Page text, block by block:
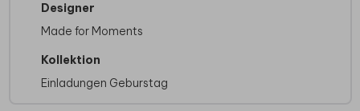
versehen ist, rundet das im trendigen
geometrischen Stil gehaltene goldene Element
Auf der Suche nach mehr Inspiration? Sieh dir
gerne auch unsere anderen
Designer
Made for Moments
Kollektion
Einladungen Geburstag